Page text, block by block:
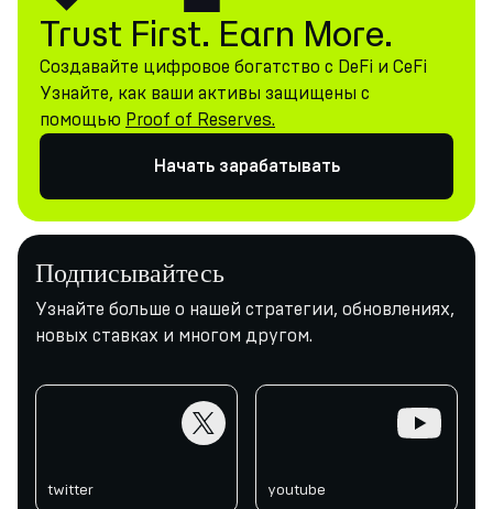
Trust First. Earn More.
Создавайте цифровое богатство с DeFi и CeFi
Узнайте, как ваши активы защищены с
помощью Proof of Reserves.
Начать зарабатывать
Подписывайтесь
Узнайте больше о нашей стратегии, обновлениях,
новых ставках и многом другом.
twitter youtube